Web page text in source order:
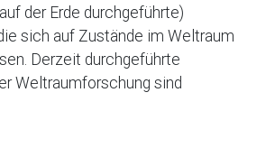
der Erde durchgeführte)
sich auf Zustände im Weltraum
Derzeit durchgeführte
Weltraumforschung sind